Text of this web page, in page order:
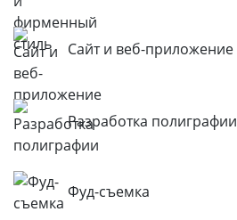
Сайт и веб-приложение
Разработка полиграфии
Фуд-съемка